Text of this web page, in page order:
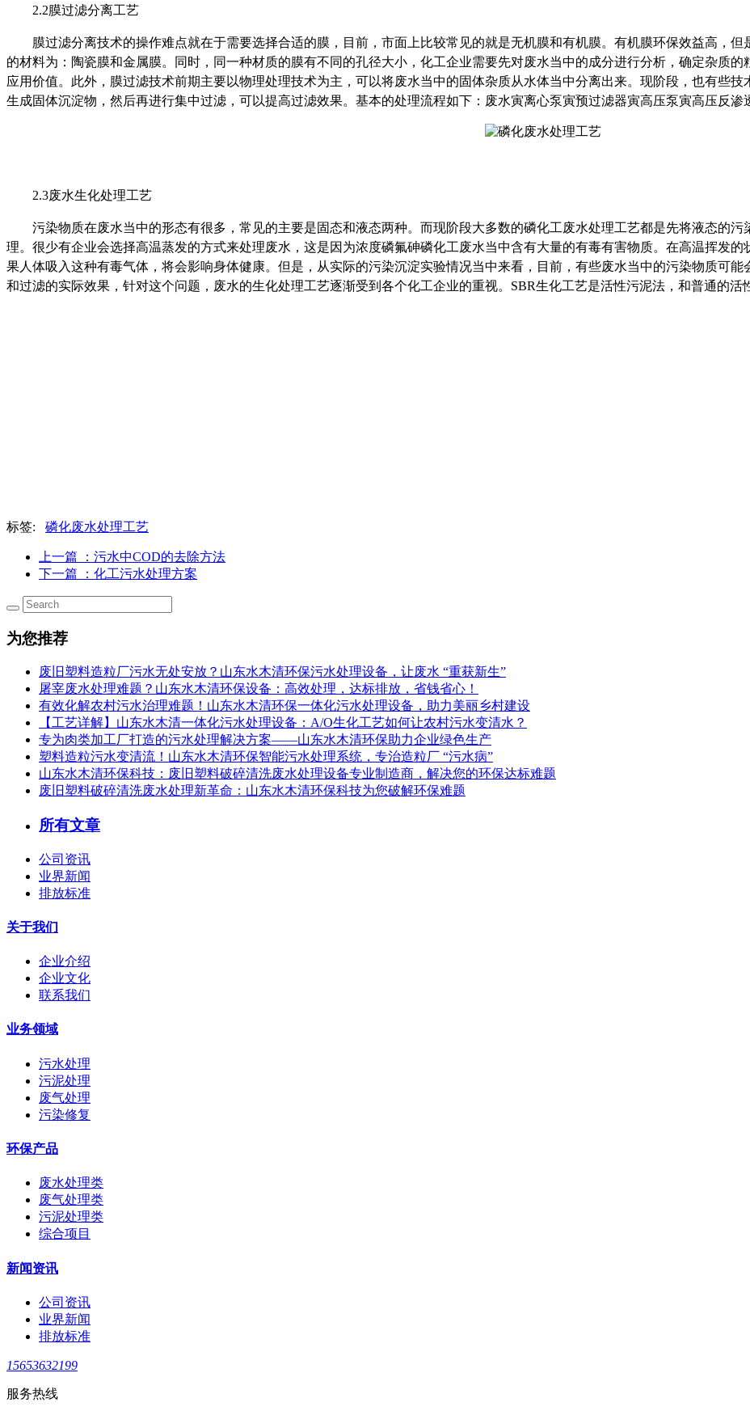
2.2膜过滤分离工艺
膜过滤分离技术的操作难点就在于需要选择合适的膜，目前，市面上比较常见的就是无机膜和有机膜。有机膜环保效益高，但
的材料为：陶瓷膜和金属膜。同时，同一种材质的膜有不同的孔径大小，化工企业需要先对废水当中的成分进行分析，确定杂质
应用价值。此外，膜过滤技术前期主要以物理处理技术为主，可以将废水当中的固体杂质从水体当中分离出来。现阶段，也有些
生成固体沉淀物，然后再进行集中过滤，可以提高过滤效果。基本的处理流程如下：废水寅离心泵寅预过滤器寅高压泵寅高压反渗
2.3废水生化处理工艺
污染物质在废水当中的形态有很多，常见的主要是固态和液态两种。而现阶段大多数的磷化工废水处理工艺都是先将液态的污
理。很少有企业会选择高温蒸发的方式来处理废水，这是因为浓度磷氟砷磷化工废水当中含有大量的有毒有害物质。在高温挥发
果人体吸入这种有毒气体，将会影响身体健康。但是，从实际的污染沉淀实验情况当中来看，目前，有些废水当中的污染物质可
和过滤的实际效果，针对这个问题，废水的生化处理工艺逐渐受到各个化工企业的重视。SBR生化工艺是活性污泥法，和普通的活
标签: 磷化废水处理工艺
上一篇
：污水中COD的去除方法
下一篇
：化工污水处理方案
为您推荐
废旧塑料造粒厂污水无处安放？山东水木清环保污水处理设备，让废水 “重获新生”
屠宰废水处理难题？山东水木清环保设备：高效处理，达标排放，省钱省心！
有效化解农村污水治理难题！山东水木清环保一体化污水处理设备，助力美丽乡村建设
【工艺详解】山东水木清一体化污水处理设备：A/O生化工艺如何让农村污水变清水？
专为肉类加工厂打造的污水处理解决方案——山东水木清环保助力企业绿色生产
塑料造粒污水变清流！山东水木清环保智能污水处理系统，专治造粒厂 “污水病”
山东水木清环保科技：废旧塑料破碎清洗废水处理设备专业制造商，解决您的环保达标难题
废旧塑料破碎清洗废水处理新革命：山东水木清环保科技为您破解环保难题
所有文章
公司资讯
业界新闻
排放标准
关于我们
企业介绍
企业文化
联系我们
业务领域
污水处理
污泥处理
废气处理
污染修复
环保产品
废水处理类
废气处理类
污泥处理类
综合项目
新闻资讯
公司资讯
业界新闻
排放标准
15653632199
服务热线